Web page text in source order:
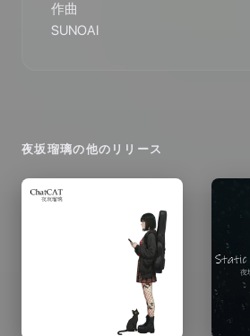
作曲
SUNOAI
夜坂瑠璃の他のリリース